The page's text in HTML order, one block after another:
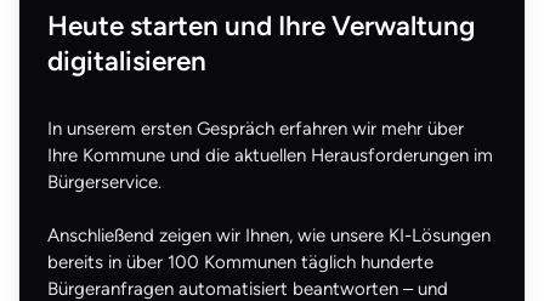
Heute starten und Ihre Verwaltung
digitalisieren
In unserem ersten Gespräch erfahren wir mehr über
Ihre Kommune und die aktuellen Herausforderungen im
Bürgerservice.
Anschließend zeigen wir Ihnen, wie unsere KI-Lösungen
bereits in über 100 Kommunen täglich hunderte
Bürgeranfragen automatisiert beantworten – und